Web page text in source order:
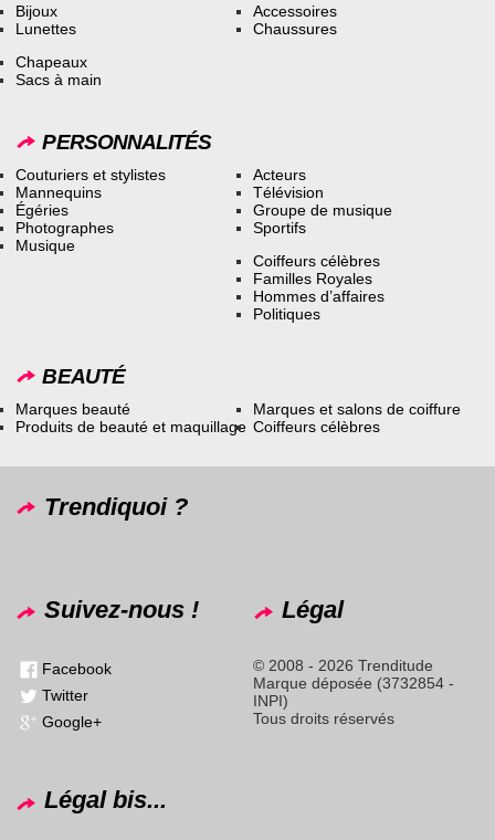
Bijoux
Lunettes
Accessoires
Chaussures
Chapeaux
Sacs à main
PERSONNALITÉS
Couturiers et stylistes
Mannequins
Égéries
Photographes
Musique
Acteurs
Télévision
Groupe de musique
Sportifs
Coiffeurs célèbres
Familles Royales
Hommes d’affaires
Politiques
BEAUTÉ
Marques beauté
Produits de beauté et maquillage
Marques et salons de coiffure
Coiffeurs célèbres
Trendiquoi ?
Suivez-nous !
Facebook
Twitter
Google+
Légal
© 2008 - 2026 Trenditude
Marque déposée (3732854 -
INPI)
Tous droits réservés
Légal bis...